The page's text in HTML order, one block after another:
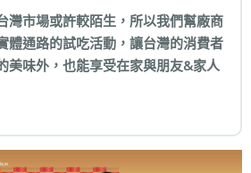
灣市場或許較陌生，所以我們幫廠商
體通路的試吃活動，讓台灣的消費者
美味外，也能享受在家與朋友&家人